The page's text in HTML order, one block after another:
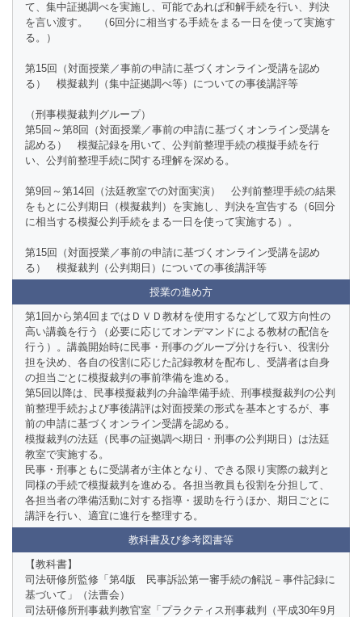
て、集中証拠調べを実施し、可能であれば和解手続を行い、判決
を言い渡す。 （6回分に相当する手続をまる一日を使って実施す
る。）
第15回（対面授業／事前の申請に基づくオンライン受講を認め
る） 模擬裁判（集中証拠調べ等）についての事後講評等
（刑事模擬裁判グループ）
第5回～第8回（対面授業／事前の申請に基づくオンライン受講を
認める） 模擬記録を用いて、公判前整理手続の模擬手続を行
い、公判前整理手続に関する理解を深める。
第9回～第14回（法廷教室での対面実演） 公判前整理手続の結果
をもとに公判期日（模擬裁判）を実施し、判決を宣告する（6回分
に相当する模擬公判手続をまる一日を使って実施する）。
第15回（対面授業／事前の申請に基づくオンライン受講を認め
る） 模擬裁判（公判期日）についての事後講評等
授業の進め方
第1回から第4回まではＤＶＤ教材を使用するなどして双方向性の
高い講義を行う（必要に応じてオンデマンドによる教材の配信を
行う）。講義開始時に民事・刑事のグループ分けを行い、役割分
担を決め、各自の役割に応じた記録教材を配布し、受講者は自身
の担当ごとに模擬裁判の事前準備を進める。
第5回以降は、民事模擬裁判の弁論準備手続、刑事模擬裁判の公判
前整理手続および事後講評は対面授業の形式を基本とするが、事
前の申請に基づくオンライン受講を認める。
模擬裁判の法廷（民事の証拠調べ期日・刑事の公判期日）は法廷
教室で実施する。
民事・刑事ともに受講者が主体となり、できる限り実際の裁判と
同様の手続で模擬裁判を進める。各担当教員も役割を分担して、
各担当者の準備活動に対する指導・援助を行うほか、期日ごとに
講評を行い、適宜に進行を整理する。
教科書及び参考図書等
【教科書】
司法研修所監修「第4版 民事訴訟第一審手続の解説－事件記録に
基づいて」（法曹会）
司法研修所刑事裁判教官室「プラクティス刑事裁判（平成30年9月